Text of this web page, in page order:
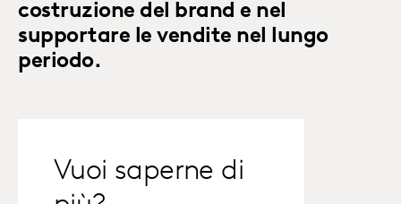
costruzione del brand e nel
supportare le vendite nel lungo
periodo.
Vuoi saperne di